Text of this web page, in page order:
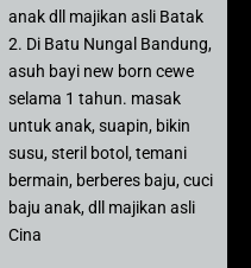
anak dll majikan asli Batak
2. Di Batu Nungal Bandung,
asuh bayi new born cewe
selama 1 tahun. masak
untuk anak, suapin, bikin
susu, steril botol, temani
bermain, berberes baju, cuci
baju anak, dll majikan asli
Cina